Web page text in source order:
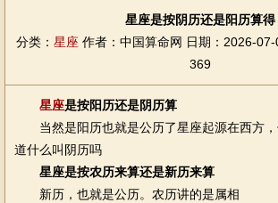
星座是按阴历还是阳历算得
分类： 星座 作者：中国算命网 日期：2026-
369
星座是按阳历还是阴历算
当然是阳历也就是公历了星座起源在西方，
道什么叫阴历吗
星座是按农历来算还是新历来算
新历，也就是公历。农历讲的是属相